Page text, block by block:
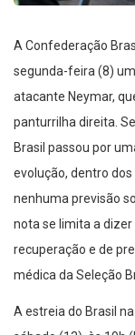
A Confederação
segunda-feira (8)
atacante Neymar,
panturrilha direita.
Brasil passou por
evolução, dentro
nenhuma previsão
nota se limita a dizer
recuperação e de
médica da Seleção
A estreia do Brasil